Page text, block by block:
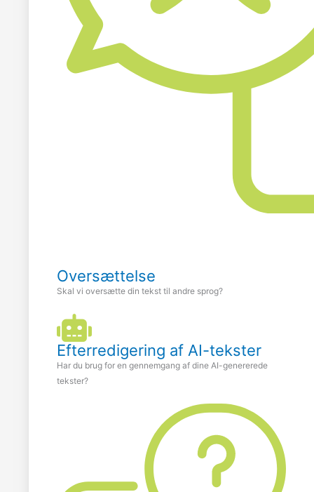
Oversættelse
Skal vi oversætte din tekst til andre sprog?
Efterredigering af AI-tekster
Har du brug for en gennemgang af dine AI-genererede
tekster?